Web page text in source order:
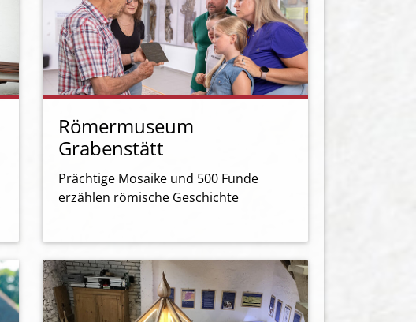
Römermuseum
Grabenstätt
Prächtige Mosaike und 500 Funde
erzählen römische Geschichte